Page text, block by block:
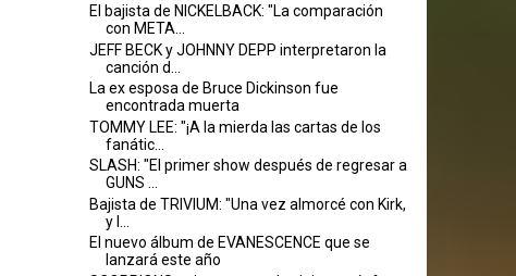
El bajista de NICKELBACK: "La comparación
con META...
JEFF BECK y JOHNNY DEPP interpretaron la
canción d...
La ex esposa de Bruce Dickinson fue
encontrada muerta
TOMMY LEE: "¡A la mierda las cartas de los
fanátic...
SLASH: "El primer show después de regresar a
GUNS ...
Bajista de TRIVIUM: "Una vez almorcé con Kirk,
y l...
El nuevo álbum de EVANESCENCE que se
lanzará este año